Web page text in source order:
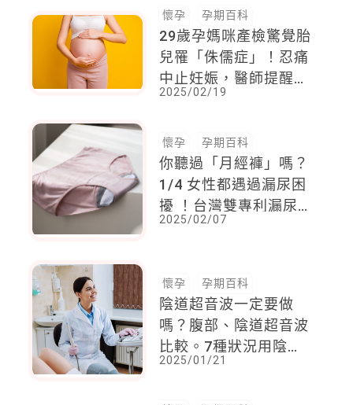
懷孕 孕期百科
29歲孕媽咪產檢驚覺胎
兒罹「侏儒症」！忍痛
中止妊娠，醫師提醒；
懷孕中後期「這檢查」
2025/02/19
懷孕 孕期百科
你聽過「月經褲」嗎？
1/4 女性都遇過漏尿困
擾 ！台灣雙專利漏尿
內褲，孕產期漏尿不擔
2025/02/07
懷孕 孕期百科
陰道超音波一定要做
嗎？腹部、陰道超音波
比較。7種狀況用陰道
超音波診斷更準確，提
2025/01/21